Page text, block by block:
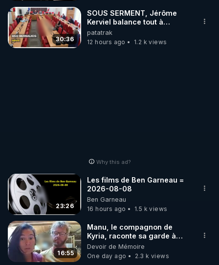
30:36
SOUS SERMENT, Jérôme
Kerviel balance tout à
l'Assemblée !
patatrak
12 hours ago
1.2 k views
Why this ad?
23:26
Les films de Ben Garneau =
2026-08-08
Ben Garneau
16 hours ago
1.5 k views
16:55
Manu, le compagnon de
Kyria, raconte sa garde à
vue musclée. PARTAGEZ!
Devoir de Mémoire
One day ago
2.3 k views